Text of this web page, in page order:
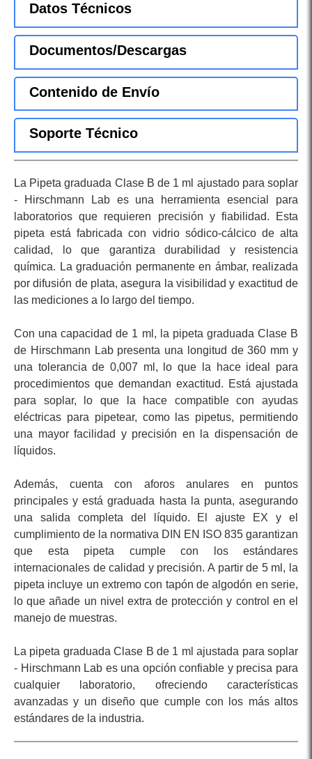
Datos Técnicos
Documentos/Descargas
Contenido de Envío
Soporte Técnico
La Pipeta graduada Clase B de 1 ml ajustado para soplar
- Hirschmann Lab es una herramienta esencial para
laboratorios que requieren precisión y fiabilidad. Esta
pipeta está fabricada con vidrio sódico-cálcico de alta
calidad, lo que garantiza durabilidad y resistencia
química. La graduación permanente en ámbar, realizada
por difusión de plata, asegura la visibilidad y exactitud de
las mediciones a lo largo del tiempo.
Con una capacidad de 1 ml, la pipeta graduada Clase B
de Hirschmann Lab presenta una longitud de 360 mm y
una tolerancia de 0,007 ml, lo que la hace ideal para
procedimientos que demandan exactitud. Está ajustada
para soplar, lo que la hace compatible con ayudas
eléctricas para pipetear, como las pipetus, permitiendo
una mayor facilidad y precisión en la dispensación de
líquidos.
Además, cuenta con aforos anulares en puntos
principales y está graduada hasta la punta, asegurando
una salida completa del líquido. El ajuste EX y el
cumplimiento de la normativa DIN EN ISO 835 garantizan
que esta pipeta cumple con los estándares
internacionales de calidad y precisión. A partir de 5 ml, la
pipeta incluye un extremo con tapón de algodón en serie,
lo que añade un nivel extra de protección y control en el
manejo de muestras.
La pipeta graduada Clase B de 1 ml ajustada para soplar
- Hirschmann Lab es una opción confiable y precisa para
cualquier laboratorio, ofreciendo características
avanzadas y un diseño que cumple con los más altos
estándares de la industria.